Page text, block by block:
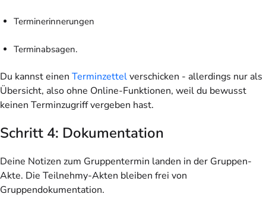
Terminerinnerungen
Terminabsagen.
Du kannst einen Terminzettelverschicken - allerdings nur als
Übersicht, also ohne Online-Funktionen, weil du bewusst
keinen Terminzugriff vergeben hast.
Schritt 4: Dokumentation
Deine Notizen zum Gruppentermin landen in der Gruppen-
Akte. Die Teilnehmy-Akten bleiben frei von
Gruppendokumentation.